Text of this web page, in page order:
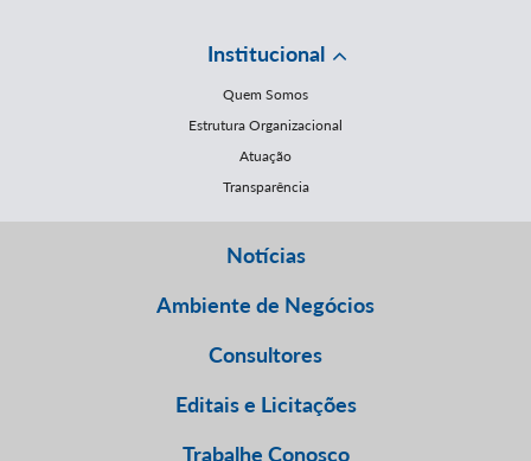
Institucional
Quem Somos
Estrutura Organizacional
Atuação
Transparência
Notícias
Ambiente de Negócios
Consultores
Editais e Licitações
Trabalhe Conosco